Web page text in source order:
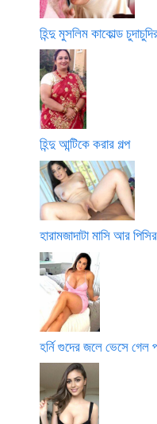
হিন্দু মুসলিম কাকোল্ড
হিন্দু আন্টিকে করার গল্প
হারামজাদাটা মাসি আর
হর্নি গুদের জলে ভেসে গেল